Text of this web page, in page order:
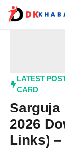
content
LATEST POST
CARD
Sarguja
2026
Links) –